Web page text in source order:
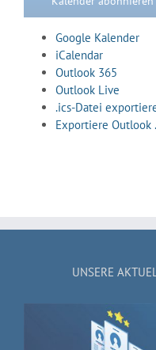
Google Kalender
iCalendar
Outlook 365
Outlook Live
.ics-Datei
Exportiere Outlook
UNSERE